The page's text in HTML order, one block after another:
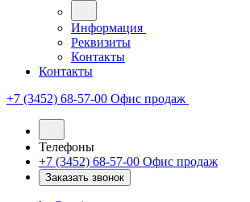
Информация
Реквизиты
Контакты
Контакты
+7 (3452) 68-57-00 Офис продаж
Телефоны
+7 (3452) 68-57-00 Офис продаж
Заказать звонок